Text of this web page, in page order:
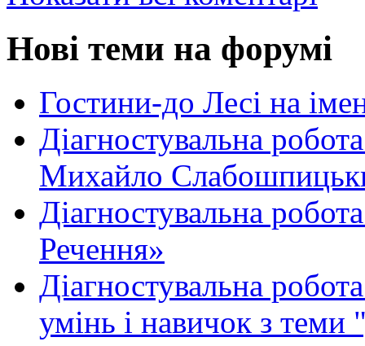
Нові теми на форумі
Гостини-до Лесі на
Діагностувальна
Михайло
Діагностувальна
Речення»
Діагностувальна
умінь і навичок з теми